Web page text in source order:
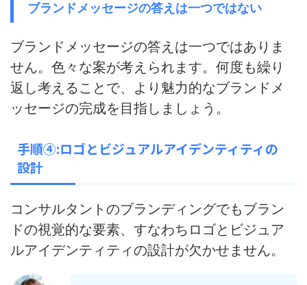
ブランドメッセージの答えは一つではない
ブランドメッセージの答えは一つではありま
せん。色々な案が考えられます。何度も繰り
返し考えることで、より魅力的なブランドメ
ッセージの完成を目指しましょう。
手順④:ロゴとビジュアルアイデンティティの
設計
コンサルタントのブランディングでもブラン
ドの視覚的な要素、すなわちロゴとビジュア
ルアイデンティティの設計が欠かせません。